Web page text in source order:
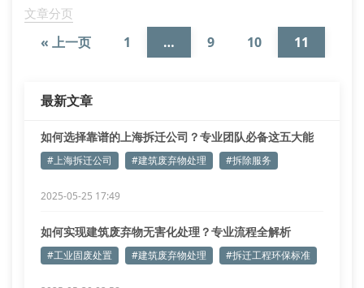
建筑废弃物处理常见误区解析
许多业主认为建筑垃圾直接填埋最省事，实则违反《上
文章分页
« 上一页 1 … 9 10 11
最新文章
如何选择靠谱的上海拆迁公司？专业团队必备这五大能
力#上海拆迁公司 #建筑废弃物处理 #拆除服务
2025-05-25 17:49
如何实现建筑废弃物无害化处理？专业流程全解析
#工业固废处置 #建筑废弃物处理 #拆迁工程环保标准